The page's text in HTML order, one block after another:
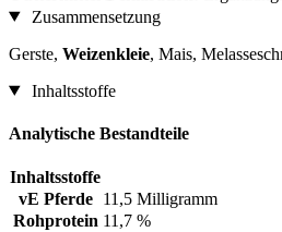
Zusammensetzung
Gerste, Weizenkleie, Mais,
Inhaltsstoffe
Analytische Bestandteile
Inhaltsstoffe
vE Pferde
11,5 Milligramm
Rohprotein 11,7 %